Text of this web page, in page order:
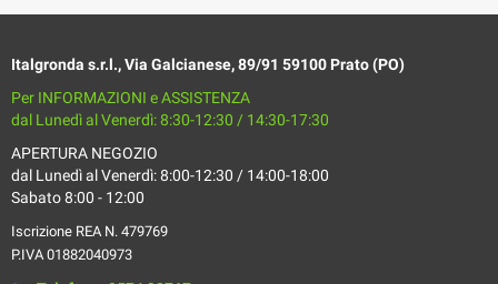
Italgronda s.r.l., Via Galcianese, 89/91 59100 Prato (PO)
Per INFORMAZIONI e ASSISTENZA
dal Lunedì al Venerdì: 8:30-12:30 / 14:30-17:30
APERTURA NEGOZIO
dal Lunedì al Venerdì: 8:00-12:30 / 14:00-18:00
Sabato 8:00 - 12:00
Iscrizione REA N. 479769
P.IVA 01882040973